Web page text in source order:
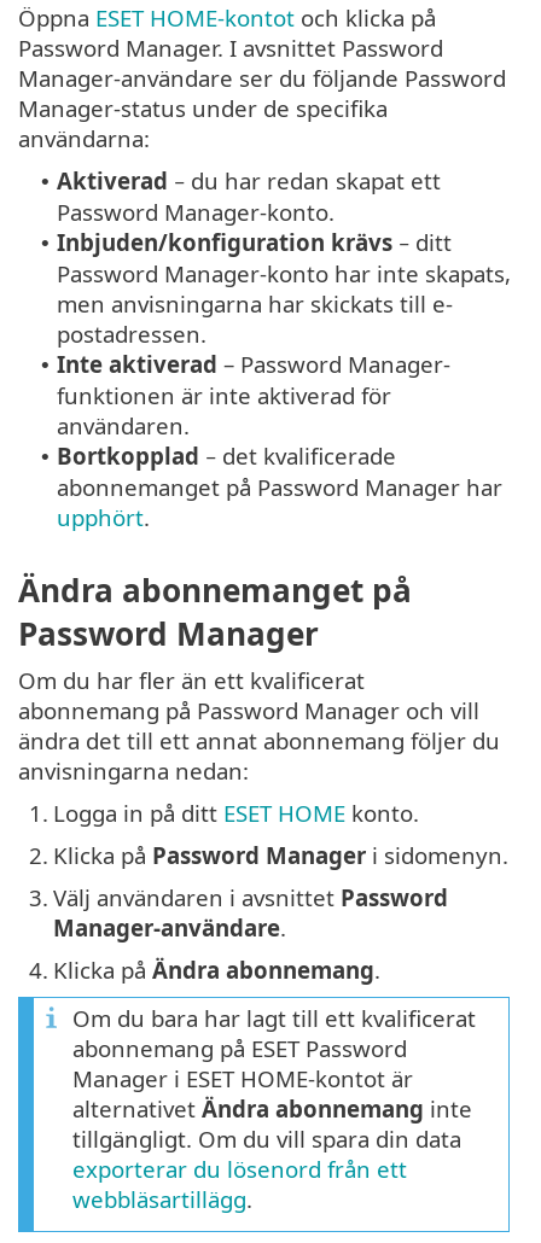
Öppna ESET HOME-kontot och klicka på
Password Manager. I avsnittet Password
Manager-användare ser du följande Password
Manager-status under de specifika
användarna:
• Aktiverad − du har redan skapat ett
Password Manager-konto.
• Inbjuden/konfiguration krävs − ditt
Password Manager-konto har inte skapats,
men anvisningarna har skickats till e-
postadressen.
• Inte aktiverad – Password Manager-
funktionen är inte aktiverad för
användaren.
• Bortkopplad − det kvalificerade
abonnemanget på Password Manager har
upphört.
Ändra abonnemanget på
Password Manager
Om du har fler än ett kvalificerat
abonnemang på Password Manager och vill
ändra det till ett annat abonnemang följer du
anvisningarna nedan:
1. Logga in på ditt ESET HOME konto.
2. Klicka på Password Manager i sidomenyn.
3. Välj användaren i avsnittet Password
Manager-användare.
4. Klicka på Ändra abonnemang.
Om du bara har lagt till ett kvalificerat
abonnemang på ESET Password
Manager i ESET HOME-kontot är
alternativet Ändra abonnemang inte
tillgängligt. Om du vill spara din data
exporterar du lösenord från ett
webbläsartillägg.